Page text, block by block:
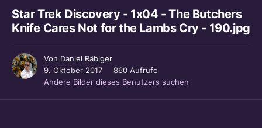
Star Trek Discovery - 1x04 - The Butchers
Knife Cares Not for the Lambs Cry - 190.jpg
Von Daniel Räbiger
9. Oktober 2017
860 Aufrufe
Andere Bilder dieses Benutzers suchen